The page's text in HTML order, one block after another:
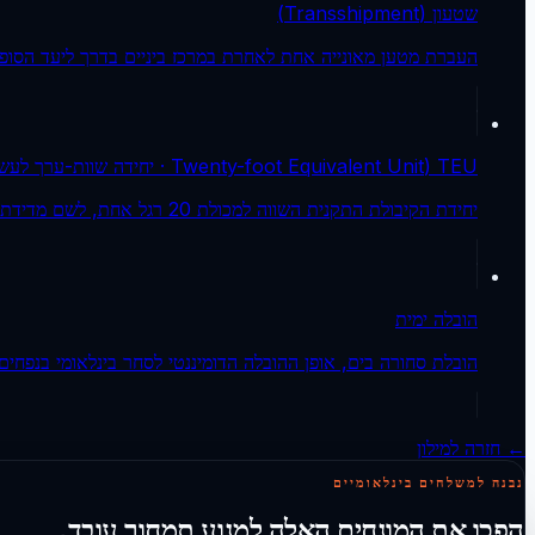
שטעון (Transshipment)
העברת מטען מאונייה אחת לאחרת במרכז ביניים בדרך ליעד
TEU (Twenty-foot Equivalent Unit · יחידה שוות-ערך לעשרים רגל)
יחידת הקיבולת התקנית השווה למכולת 20 רגל אחת, לשם מדידת נפחי אוניות ומסופים.
הובלה ימית
הובלת סחורה בים, אופן ההובלה הדומיננטי לסחר בינלאומי
← חזרה למילון
נבנה למשלחים בינלאומיים